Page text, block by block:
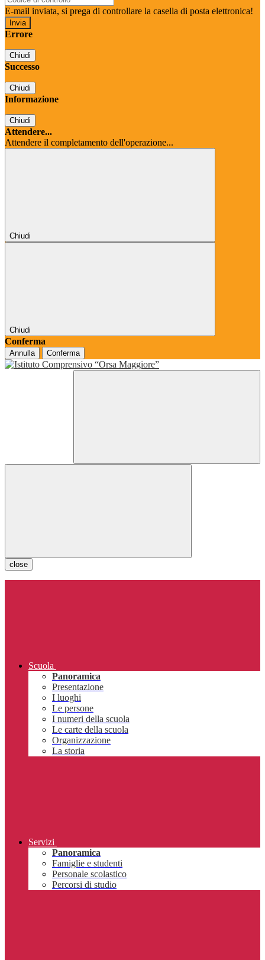
E-mail inviata, si prega di controllare la casella di posta elettronica!
Errore
Chiudi
Successo
Chiudi
Informazione
Chiudi
Attendere...
Attendere il completamento dell'operazione...
Chiudi
Chiudi
Conferma
Annulla Conferma
close
Scuola
Panoramica
Presentazione
I luoghi
Le persone
I numeri della scuola
Le carte della scuola
Organizzazione
La storia
Servizi
Panoramica
Famiglie e studenti
Personale scolastico
Percorsi di studio